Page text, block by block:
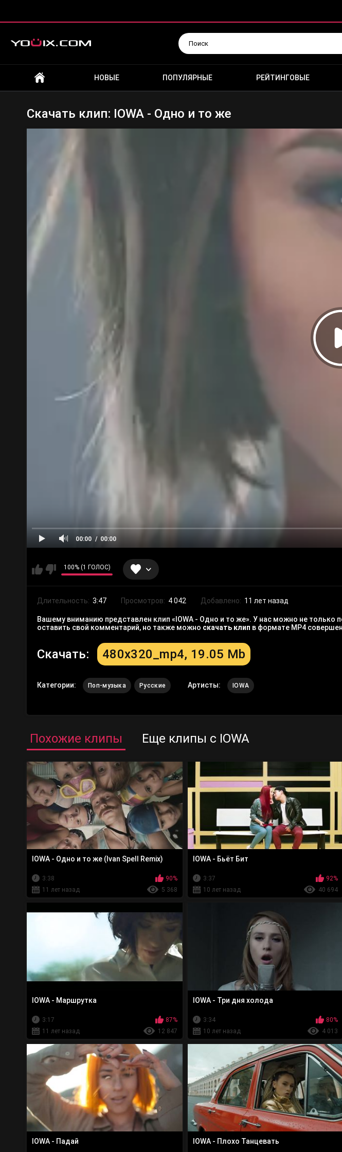
НОВЫЕ ПОПУЛЯРНЫЕ РЕЙТИНГОВЫЕ
Скачать клип: IOWA - Одно и то же
00:00 00:00
100% (1 ГОЛОС)
Длительность: 3:47 Просмотров: 4 042 Добавлено: 11 лет назад
Вашему вниманию представлен клип «IOWA - Одно и то же». У нас можно не только
оставить свой комментарий, но также можно скачать клип в формате MP4
Скачать: 480x320_mp4, 19.05 Mb
Категории: Поп-музыка Русские Артисты: IOWA
Похожие клипы Еще клипы с IOWA
IOWA - Одно и то же (Ivan Spell Remix)
3:38
90%
11 лет назад
5 368
IOWA - Бьёт Бит
3:37
92%
10 лет назад
40 694
IOWA - Маршрутка
3:17
87%
11 лет назад
12 847
IOWA - Три дня холода
3:34
80%
10 лет назад
4 013
IOWA - Падай IOWA - Плохо Танцевать